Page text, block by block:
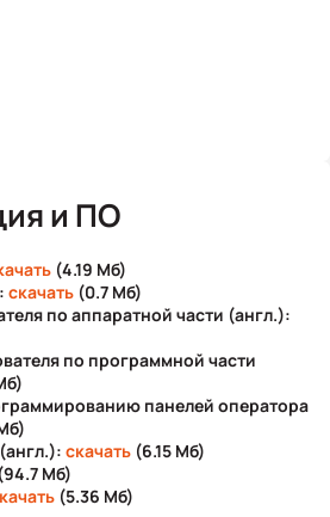
и ПО
(4.19 Мб)
скачать (0.7 Мб)
по аппаратной части (англ.):
по программной части
панелей оператора
скачать (6.15 Мб)
(94.7 Мб)
(5.36 Мб)